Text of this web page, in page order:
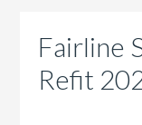
Fairline
Refit